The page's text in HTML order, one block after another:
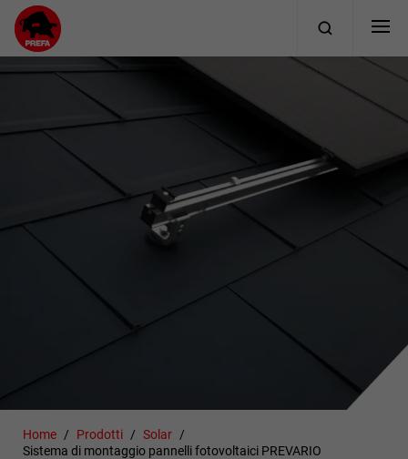
Home Prodotti
Solar
Sistema di montaggio pannelli fotovoltaici PREVARIO